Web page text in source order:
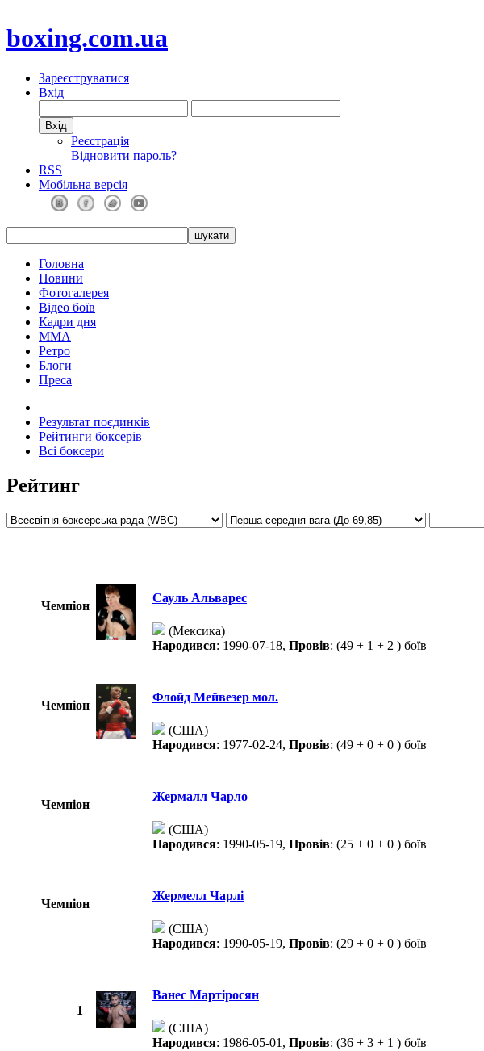
boxing.com.ua
Зареєструватися
Вхід
Реєстрація
Відновити пароль?
RSS
Мобільна версія
Головна
Новини
Фотогалерея
Відео боїв
Кадри дня
ММА
Ретро
Блоги
Преса
Результат поєдинків
Рейтинги боксерів
Всі боксери
Рейтинг
Чемпіон
Сауль Альварес
(Мексика)
Народився: 1990-07-18, Провів: (49 + 1 + 2 ) боїв
Чемпіон
Флойд Мейвезер мол.
(США)
Народився: 1977-02-24, Провів: (49 + 0 + 0 ) боїв
Чемпіон
Жермалл Чарло
(США)
Народився: 1990-05-19, Провів: (25 + 0 + 0 ) боїв
Чемпіон
Жермелл Чарлі
(США)
Народився: 1990-05-19, Провів: (29 + 0 + 0 ) боїв
1
Ванес Мартіросян
(США)
Народився: 1986-05-01, Провів: (36 + 3 + 1 ) боїв